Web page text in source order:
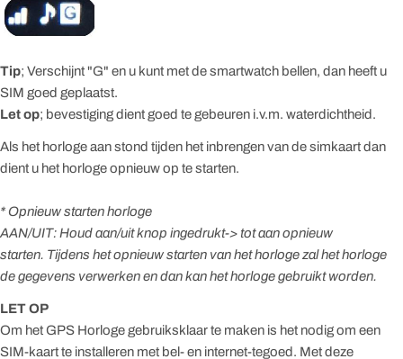
Tip; Verschijnt "G" en u kunt met de smartwatch bellen, dan heeft u
SIM goed geplaatst.
Let op; bevestiging dient goed te gebeuren i.v.m. waterdichtheid.
Als het horloge aan stond tijden het inbrengen van de simkaart dan
dient u het horloge opnieuw op te starten.
* Opnieuw starten horloge
AAN/UIT: Houd aan/uit knop ingedrukt-> tot aan opnieuw
starten. Tijdens het opnieuw starten van het horloge zal het horloge
de gegevens verwerken en dan kan het horloge gebruikt worden.
LET OP
Om het GPS Horloge gebruiksklaar te maken is het nodig om een
SIM-kaart te installeren met bel- en internet-tegoed. Met deze